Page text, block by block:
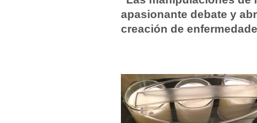
apasionante debate y
creación de